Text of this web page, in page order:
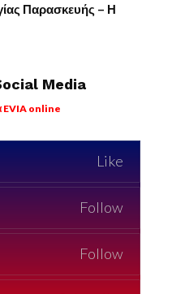
Παρασκευής – Η
Media
EVIA online
Like
Follow
Follow